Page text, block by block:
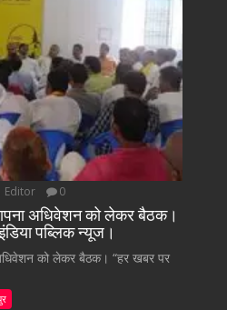
Editor 0
अधिवेशन को लेकर बैठक।
पब्लिक न्यूज।
को लेकर बैठक। “हर खबर पर